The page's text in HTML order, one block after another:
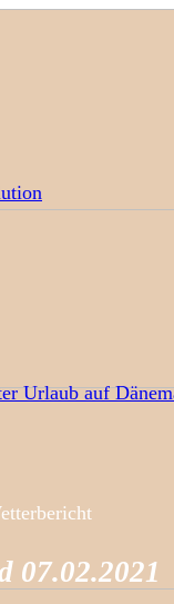
Urlaub auf
07.02.2021